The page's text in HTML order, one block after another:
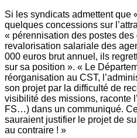
Si les syndicats admettent que
quelques concessions sur
« pérennisation des postes
revalorisation salariale des
000 euros brut annuel, ils
sur sa position ». « Le
réorganisation au CST,
son projet par la difficulté de
visibilité des missions, raconte
FS…) dans un communiqué.
sauraient justifier le projet de
au contraire ! »